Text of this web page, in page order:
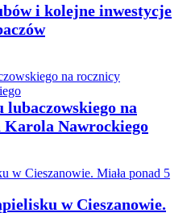
i kolejne inwestycje
na
Karola Nawrockiego
w Cieszanowie.